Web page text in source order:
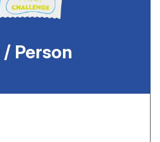
Person